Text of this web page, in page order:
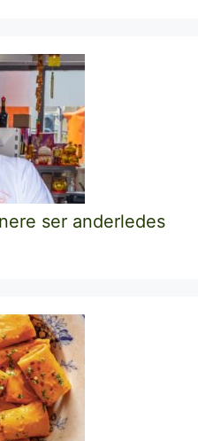
ser anderledes